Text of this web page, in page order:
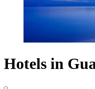
Hotels in